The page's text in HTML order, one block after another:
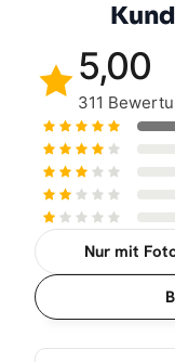
5,00
311
Nur mit
Sortierung